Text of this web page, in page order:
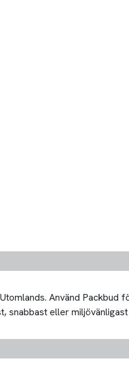
Använd
snabbast eller miljövänligast